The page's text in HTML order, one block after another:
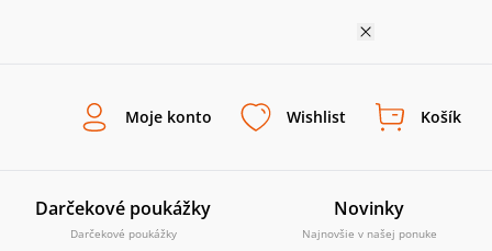
Moje konto Wishlist Košík
Darčekové poukážky
Darčekové poukážky
Novinky
Najnovšie v našej ponuke